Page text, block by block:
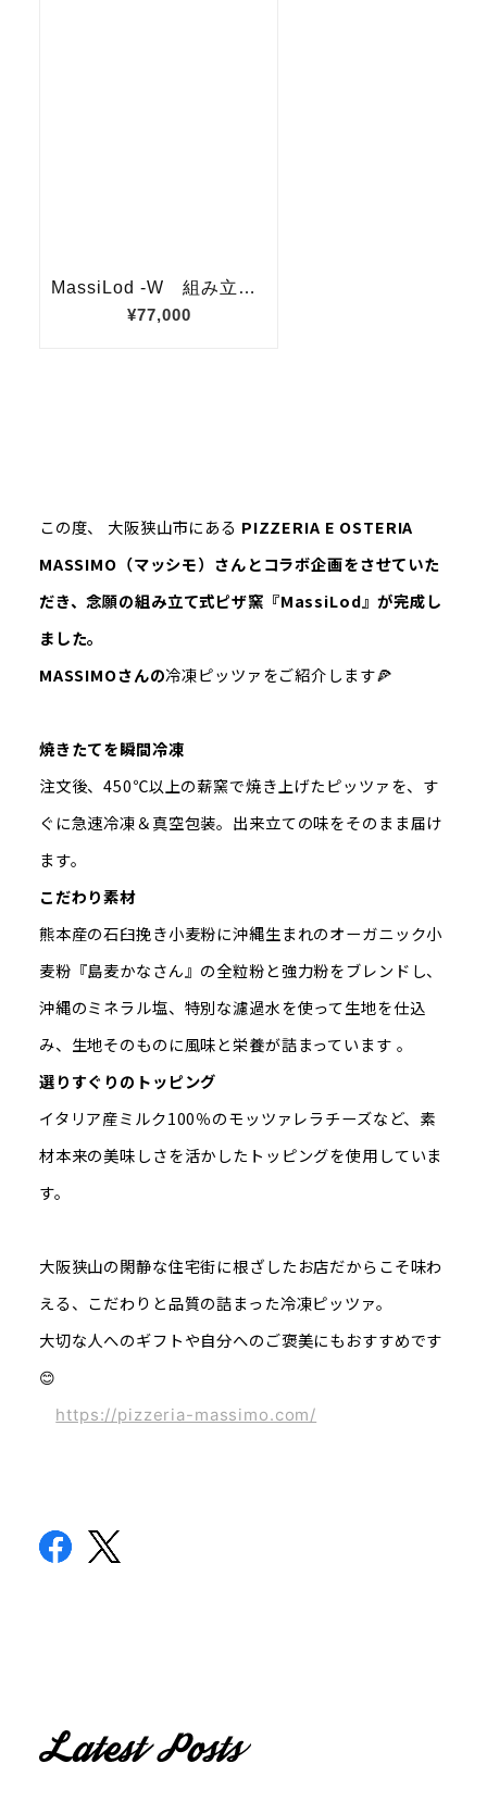
この度、 大阪狭山市にある PIZZERIA E OSTERIA
MASSIMO（マッシモ）さんとコラボ企画をさせていた
だき、念願の組み立て式ピザ窯『MassiLod』が完成し
ました。
MASSIMOさんの冷凍ピッツァをご紹介します🍕
焼きたてを瞬間冷凍
注文後、450℃以上の薪窯で焼き上げたピッツァを、す
ぐに急速冷凍＆真空包装。出来立ての味をそのまま届け
ます。
こだわり素材
熊本産の石臼挽き小麦粉に沖縄生まれのオーガニック小
麦粉『島麦かなさん』の全粒粉と強力粉をブレンドし、
沖縄のミネラル塩、特別な濾過水を使って生地を仕込
み、生地そのものに風味と栄養が詰まっています 。
選りすぐりのトッピング
イタリア産ミルク100％のモッツァレラチーズなど、素
材本来の美味しさを活かしたトッピングを使用していま
す。
大阪狭山の閑静な住宅街に根ざしたお店だからこそ味わ
える、こだわりと品質の詰まった冷凍ピッツァ。
大切な人へのギフトや自分へのご褒美にもおすすめです
😊
https://pizzeria-massimo.com/